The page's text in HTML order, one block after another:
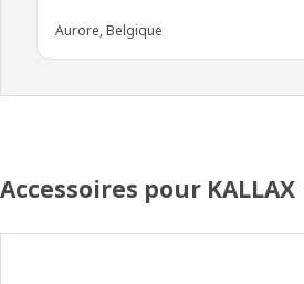
Aurore, Belgique
Accessoires pour KALLAX